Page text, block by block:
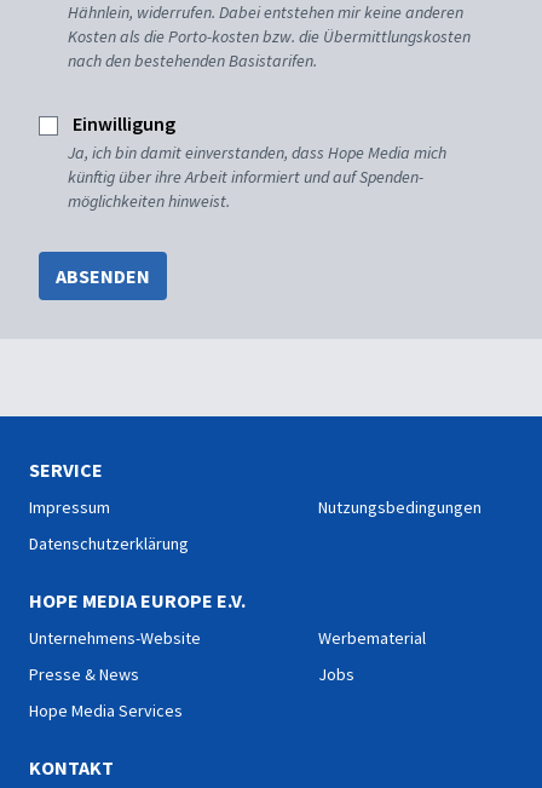
Hähnlein, widerrufen. Dabei entstehen mir keine anderen
Kosten als die Porto-kosten bzw. die Übermittlungskosten
nach den bestehenden Basistarifen.
Einwilligung
Ja, ich bin damit einverstanden, dass Hope Media mich
künftig über ihre Arbeit informiert und auf Spenden-
möglichkeiten hinweist.
ABSENDEN
SERVICE
Impressum
Datenschutzerklärung
Nutzungsbedingungen
HOPE MEDIA EUROPE E.V.
Unternehmens-Website
Presse & News
Hope Media Services
Werbematerial
Jobs
KONTAKT